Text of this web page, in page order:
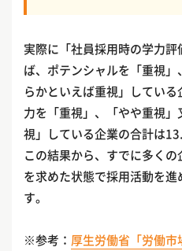
実際に「社員採用時の学力
ば、ポテンシャルを「重視
らかといえば重視」してい
力を「重視」、「やや重視
視」している企業の合計は
この結果から、すでに多く
を求めた状態で採用活動を
す。
※参考： 厚生労働省「労働